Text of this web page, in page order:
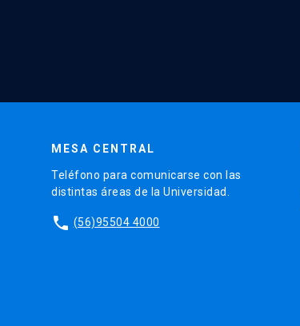
MESA CENTRAL
Teléfono para comunicarse con las
distintas áreas de la Universidad.
phone (56)95504 4000